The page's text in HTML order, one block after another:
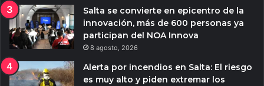
Salta se convierte en epicentro de la
innovación, más de 600 personas ya
participan del NOA Innova
8 agosto, 2026
Alerta por incendios en Salta: El riesgo
es muy alto y piden extremar los